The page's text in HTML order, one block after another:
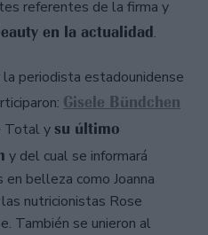
referentes de la firma y
en la actualidad.
periodista estadounidense
Gisele Bündchen
Total y su último
y del cual se informará
belleza como Joanna
nutricionistas Rose
También se unieron al